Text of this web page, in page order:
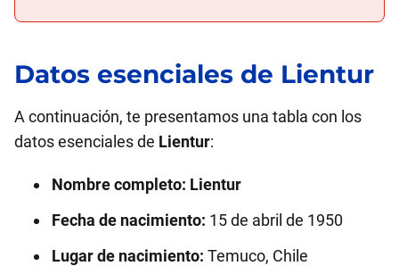
Datos esenciales de Lientur
A continuación, te presentamos una tabla con los
datos esenciales de Lientur:
Nombre completo: Lientur
Fecha de nacimiento: 15 de abril de 1950
Lugar de nacimiento: Temuco, Chile